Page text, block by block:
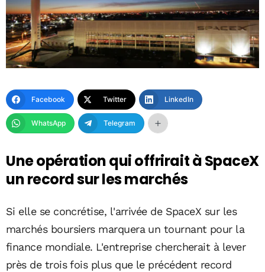
Facebook Twitter LinkedIn
WhatsApp Telegram
Une opération qui offrirait à SpaceX
un record sur les marchés
Si elle se concrétise, l'arrivée de SpaceX sur les
marchés boursiers marquera un tournant pour la
finance mondiale. L'entreprise chercherait à lever
près de trois fois plus que le précédent record